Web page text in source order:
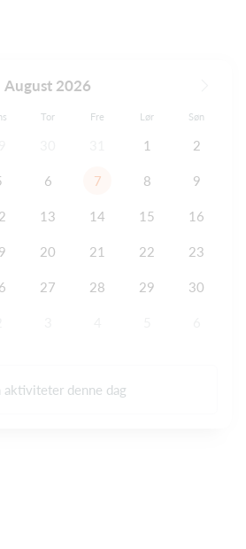
August 2026
Tor Fre Lør Søn
1 2
6 7 8 9
13 14 15 16
20 21 22 23
27 28 29 30
aktiviteter denne dag